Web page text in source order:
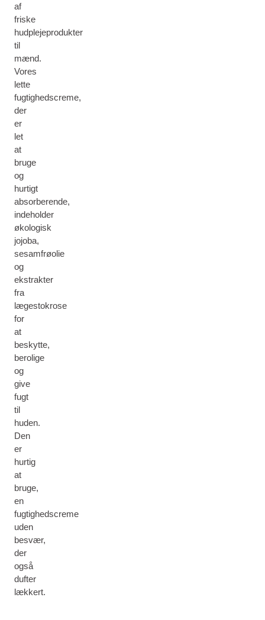
af
friske
hudplejeprodukter
til
mænd.
Vores
lette
fugtighedscreme,
der
er
let
at
bruge
og
hurtigt
absorberende,
indeholder
økologisk
jojoba,
sesamfrøolie
og
ekstrakter
fra
lægestokrose
for
at
beskytte,
berolige
og
give
fugt
til
huden.
Den
er
hurtig
at
bruge,
en
fugtighedscreme
uden
besvær,
der
også
dufter
lækkert.